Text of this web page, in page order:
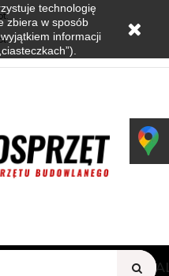
VIEW
technologię
zbiera w sposób
informacji